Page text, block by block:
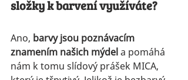
složky k barvení využíváte?
Ano, barvy jsou poznávacím
znamením našich mýdel a pomáhá
nám k tomu slídový prášek MICA,